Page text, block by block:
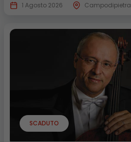
1 Agosto 2026 Campodipietra
SCADUTO